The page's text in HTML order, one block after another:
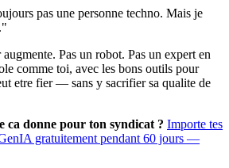
pas une personne techno. Mais je
Pas un robot. Pas un expert en
comme toi, avec les bons outils pour
etre fier — sans y sacrifier sa qualite de
ca donne pour ton syndicat ? Importe tes
gratuitement pendant 60 jours —